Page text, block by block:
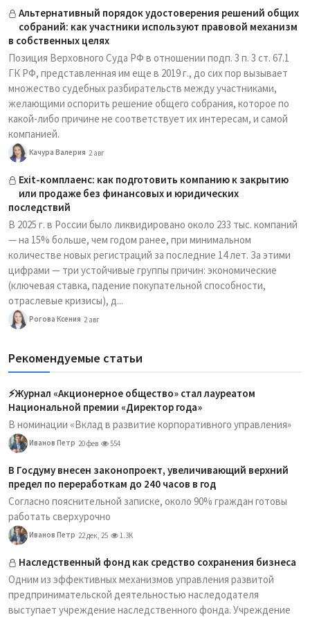
Альтернативный порядок удостоверения решений общих
собраний: как участники используют правовой механизм
в собственных целях
Позиция Верховного Суда РФ в отношении подп. 3 п. 3 ст. 67.1
ГК РФ, представленная им еще в 2019 г., до сих пор вызывает
множество судебных разбирательств между участниками,
желающими оспорить решение общего собрания, которое по
какой-либо причине не соответствует их интересам, и самой
компанией.
Качура Валерия 2 авг
Exit-комплаенс: как подготовить компанию к закрытию
или продаже без финансовых и юридических
последствий
В 2025 г. в России было ликвидировано около 233 тыс. компаний
— на 15% больше, чем годом ранее, при минимальном
количестве новых регистраций за последние 14 лет. За этими
цифрами — три устойчивые группы причин: экономические
(ключевая ставка, падение покупательной способности,
отраслевые кризисы), д...
Рогова Ксения 2 авг
Рекомендуемые статьи
⚡️Журнал «Акционерное общество» стал лауреатом
Национальной премии «Директор года»
В номинации «Вклад в развитие корпоративного управления»
Иванов Петр 20 фев 554
В Госдуму внесен законопроект, увеличивающий верхний
предел по переработкам до 240 часов в год
Согласно пояснительной записке, около 90% граждан готовы
работать сверхурочно
Иванов Петр 22 дек, 25 1.3K
Наследственный фонд как средство сохранения бизнеса
Одним из эффективных механизмов управления развитой
предпринимательской деятельностью наследодателя
выступает учреждение наследственного фонда. Учреждение